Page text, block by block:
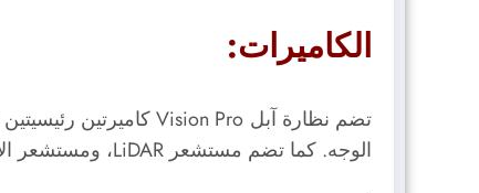
الكاميرات:
الوجه. كما تضم مستشعر LiDAR، ومستشعر الإضاءة المحيطة، ومستشعر الوميض (Flicker sensor)، ومستشعرات تتبع الحركة (IMUs).